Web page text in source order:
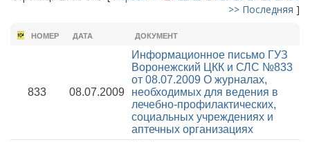
>> Последняя ]
НОМЕР ДАТА ДОКУМЕНТ
833 08.07.2009
Информационное письмо ГУЗ
Воронежский ЦКК и СЛС №833
от 08.07.2009 О журналах,
необходимых для ведения в
лечебно-профилактических,
социальных учреждениях и
аптечных организациях